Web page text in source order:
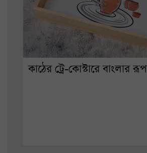
কাঠের ট্রে-কোস্টারে বাংলার রূপ